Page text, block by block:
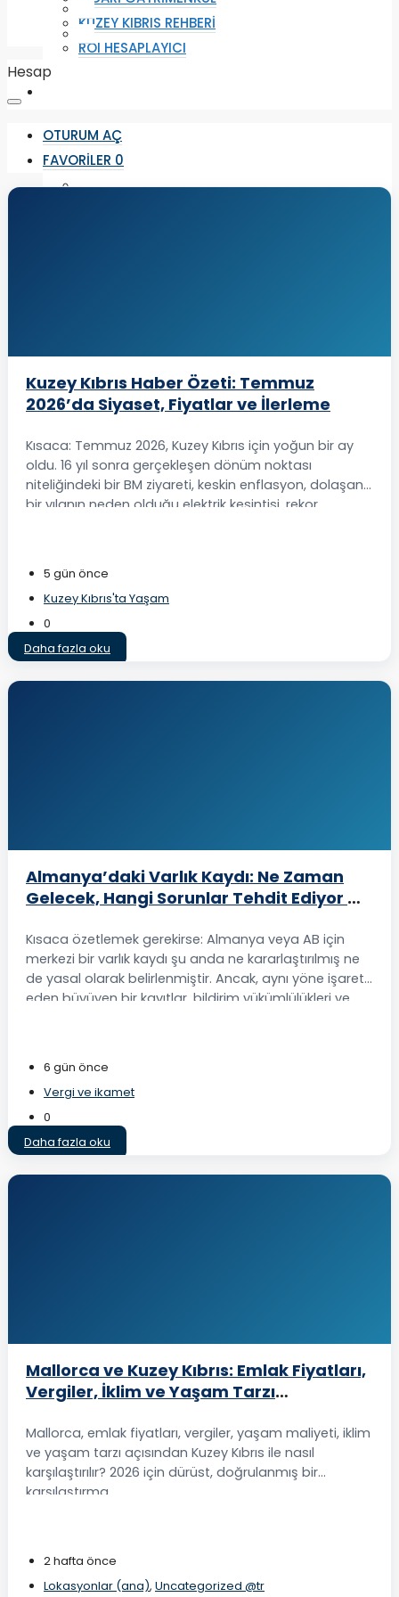
KUZEY KIBRIS REHBERI
ROI HESAPLAYICI
Hesap
OTURUM AÇ
FAVORILER 0
Kuzey Kıbrıs Haber Özeti: Temmuz
2026’da Siyaset, Fiyatlar ve İlerleme
Kısaca: Temmuz 2026, Kuzey Kıbrıs için yoğun bir ay
oldu. 16 yıl sonra gerçekleşen dönüm noktası
niteliğindeki bir BM ziyareti, keskin enflasyon, dolaşan
bir yılanın neden olduğu elektrik kesintisi, rekor
adayı...
5 gün önce
Kuzey Kıbrıs'ta Yaşam
0
Daha fazla oku
Almanya’daki Varlık Kaydı: Ne Zaman
Gelecek, Hangi Sorunlar Tehdit Ediyor —
Kısaca özetlemek gerekirse: Almanya veya AB için
merkezi bir varlık kaydı şu anda ne kararlaştırılmış ne
de yasal olarak belirlenmiştir. Ancak, aynı yöne işaret
eden büyüyen bir kayıtlar, bildirim yükümlülükleri ve
6 gün önce
Vergi ve ikamet
0
Daha fazla oku
Mallorca ve Kuzey Kıbrıs: Emlak Fiyatları,
Vergiler, İklim ve Yaşam Tarzı
Mallorca, emlak fiyatları, vergiler, yaşam maliyeti, iklim
ve yaşam tarzı açısından Kuzey Kıbrıs ile nasıl
karşılaştırılır? 2026 için dürüst, doğrulanmış bir
karşılaştırma.
2 hafta önce
Lokasyonlar (ana), Uncategorized @tr